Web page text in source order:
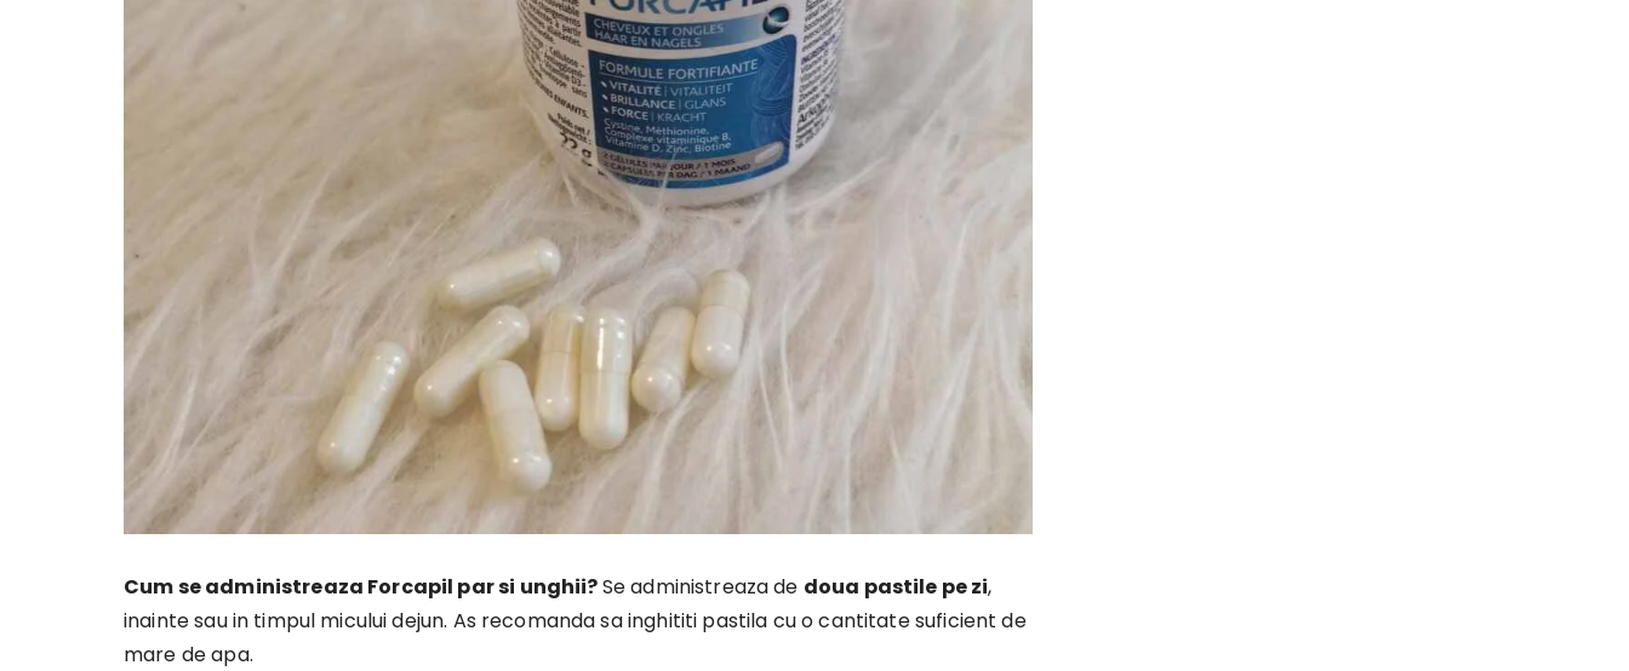
Cum se administreaza Forcapil par si unghii?Se administreaza de doua pastile pe zi,
inainte sau in timpul micului dejun. As recomanda sa inghititi pastila cu o cantitate suficient de
mare de apa.